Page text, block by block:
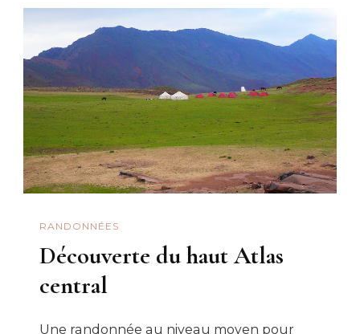
RANDONNÉES
Découverte du haut Atlas
central
Une randonnée au niveau moyen pour